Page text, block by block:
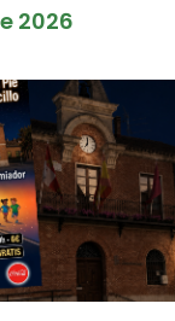
2026